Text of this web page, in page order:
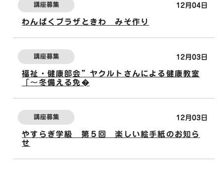
12月04日
講座募集
わんぱくプラザときわ みそ作り
12月03日
講座募集
福祉・健康部会”ヤクルトさんによる健康教室
「～冬備える免�
12月03日
講座募集
やすらぎ学級 第５回 楽しい絵手紙のお知ら
せ